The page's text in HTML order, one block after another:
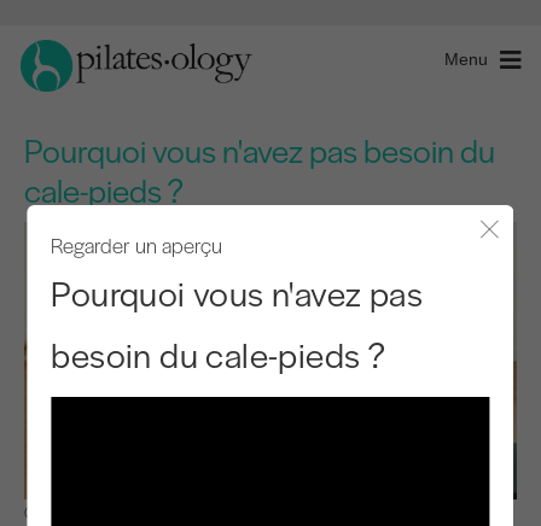
Menu
Pourquoi vous n'avez pas besoin du
cale-pieds ?
Regarder un aperçu
Pourquoi vous n'avez pas
besoin du cale-pieds ?
Observer et apprendre